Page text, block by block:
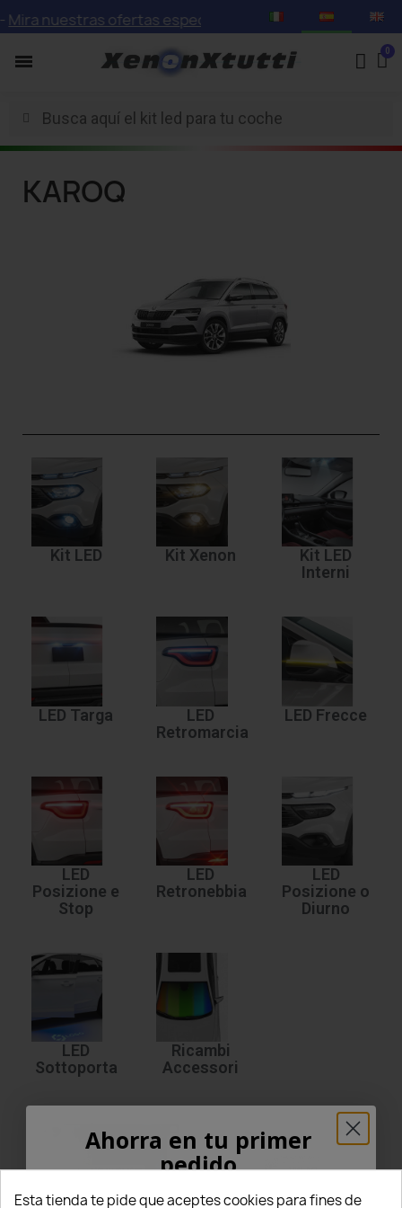
nuestras ofertas especiales con descuentos de
KAROQ
Kit LED Kit Xenon
Kit LED
Interni
LED Targa
LED
Retromarcia
LED Frecce
LED
Posizione e
Stop
LED
Retronebbia
LED
Posizione o
Diurno
LED
Sottoporta
Ricambi
Accessori
Esta tienda te pide que aceptes cookies para fines de
Ahorra en tu primer
pedido